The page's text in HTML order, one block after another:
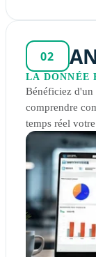
02
LA DONNÉE
Bénéficiez d'un
comprendre
temps réel